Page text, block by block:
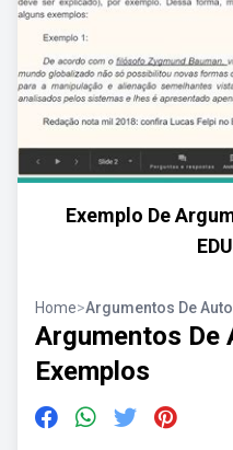
Exemplo De
Home>Argumentos De
Argumentos De
Exemplos